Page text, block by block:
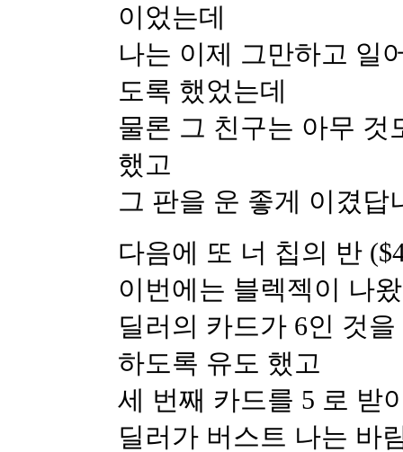
이었는데
나는 이제 그만하고 일
도록 했었는데
물론 그 친구는 아무 것
했고
그 판을 운 좋게 이겼답
다음에 또 너 칩의 반
이번에는 블렉젝이 나
딜러의 카드가 6인 것
하도록 유도 했고
세 번째 카드를 5 로 받
딜러가 버스트 나는 바